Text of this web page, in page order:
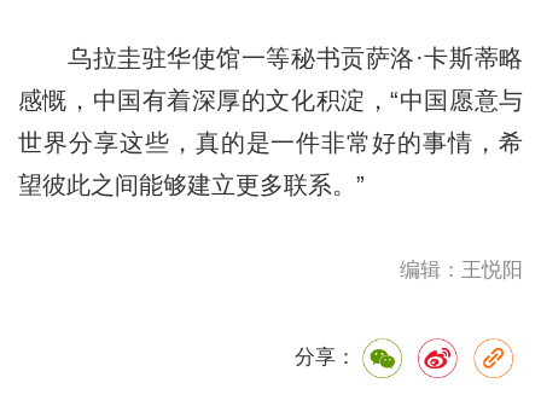
乌拉圭驻华使馆一等秘书贡萨洛·卡斯蒂略
感慨，中国有着深厚的文化积淀，“中国愿意与
世界分享这些，真的是一件非常好的事情，希
望彼此之间能够建立更多联系。”
编辑：王悦阳
分享：